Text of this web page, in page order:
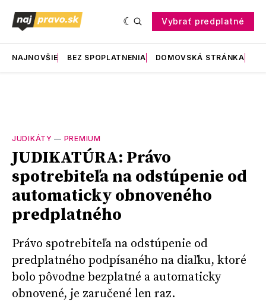
Vybrať predplatné
NAJNOVŠIE BEZ SPOPLATNENIA DOMOVSKÁ STRÁNKA
JUDIKÁTY — PREMIUM
JUDIKATÚRA: Právo
spotrebiteľa na odstúpenie od
automaticky obnoveného
predplatného
Právo spotrebiteľa na odstúpenie od
predplatného podpísaného na diaľku, ktoré
bolo pôvodne bezplatné a automaticky
obnovené, je zaručené len raz.